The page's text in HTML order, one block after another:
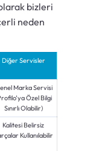
bizleri
neden
Diğer Servisler
Marka Servisi
Özel Bilgi
Sınırlı Olabilir)
Kalitesi Belirsiz
Kullanılabilir